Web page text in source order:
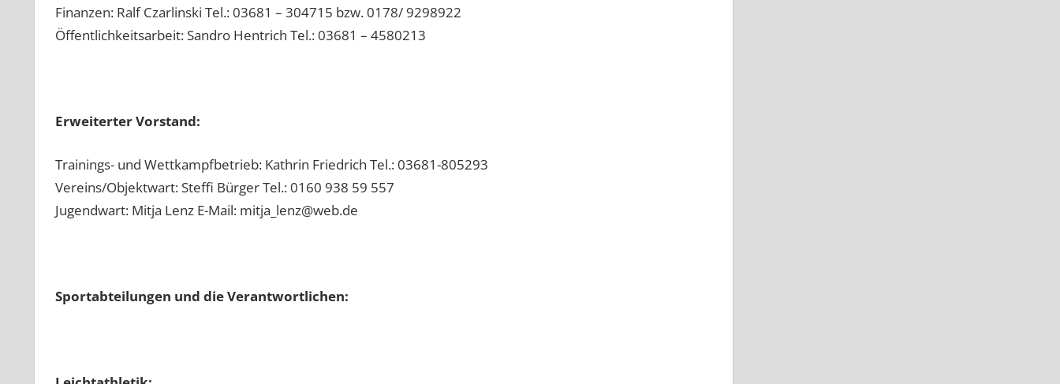
Finanzen: Ralf Czarlinski Tel.: 03681 – 304715 bzw. 0178/ 9298922
Öffentlichkeitsarbeit: Sandro Hentrich Tel.: 03681 – 4580213
Erweiterter Vorstand:
Trainings- und Wettkampfbetrieb: Kathrin Friedrich Tel.: 03681-805293
Vereins/Objektwart: Steffi Bürger Tel.: 0160 938 59 557
Jugendwart: Mitja Lenz E-Mail: mitja_lenz@web.de
Sportabteilungen und die Verantwortlichen: